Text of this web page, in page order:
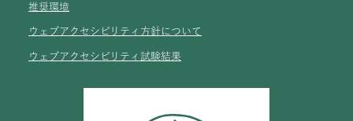
推奨環境
ウェブアクセシビリティ方針について
ウェブアクセシビリティ試験結果